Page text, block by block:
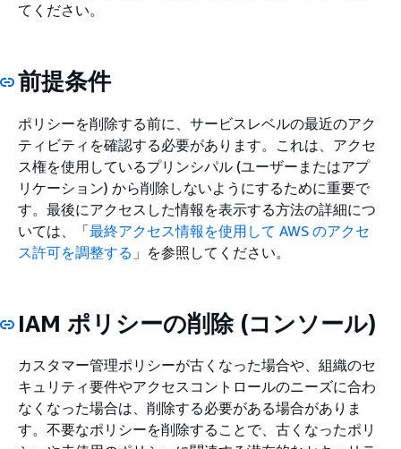
てください。
前提条件
ポリシーを削除する前に、サービスレベルの最近のアク
ティビティを確認する必要があります。これは、アクセ
ス権を使用しているプリンシパル (ユーザーまたはアプ
リケーション) から削除しないようにするために重要で
す。最後にアクセスした情報を表示する方法の詳細につ
いては、「最終アクセス情報を使用して AWS のアクセ
ス許可を調整する 」を参照してください。
IAM ポリシーの削除 (コンソール)
カスタマー管理ポリシーが古くなった場合や、組織のセ
キュリティ要件やアクセスコントロールのニーズに合わ
なくなった場合は、削除する必要がある場合がありま
す。不要なポリシーを削除することで、古くなったポリ